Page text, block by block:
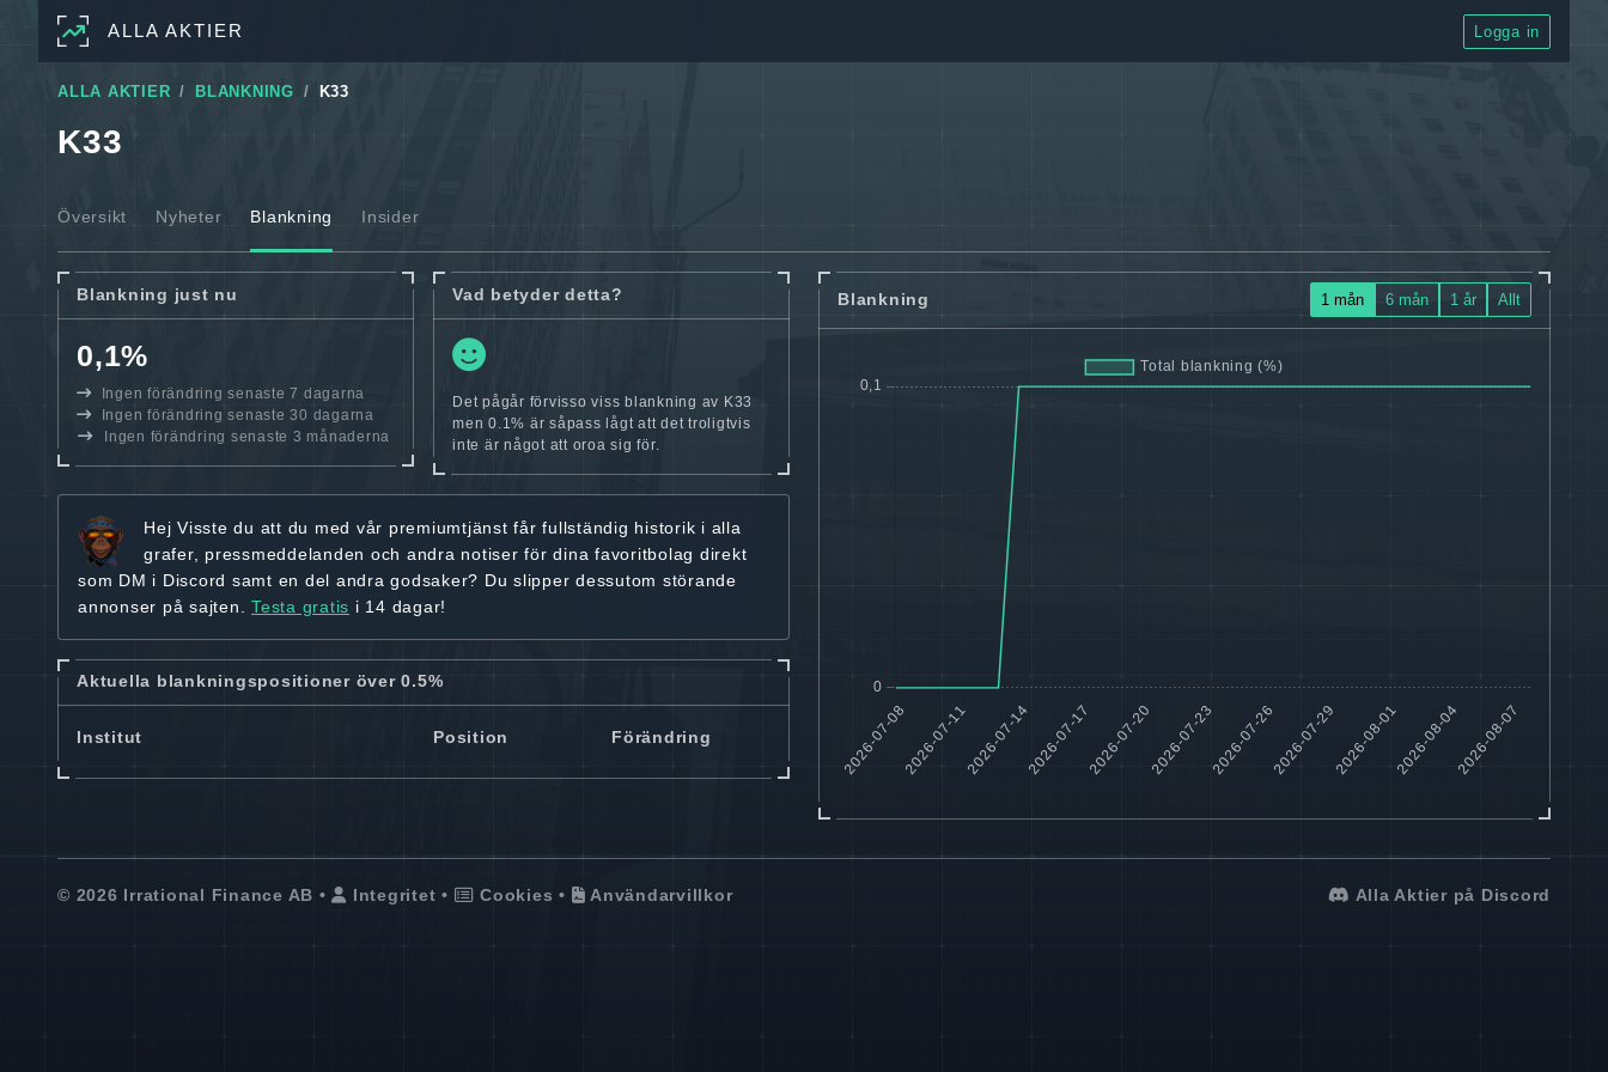
ALLA AKTIER Logga in
ALLA AKTIER BLANKNING K33
K33
Översikt Nyheter Blankning Insider
Blankning just nu
0,1%
Ingen förändring senaste 7 dagarna
Ingen förändring senaste 30 dagarna
Ingen förändring senaste 3 månaderna
Vad betyder detta?
Det pågår förvisso viss blankning av K33
men 0.1% är såpass lågt att det troligtvis
inte är något att oroa sig för.
Hej Visste du att du med vår premiumtjänst fårfullständig historik i alla
grafer, pressmeddelanden och andra notiser för dina favoritbolag direkt
som DM i Discord samt en del andra godsaker? Du slipper dessutom störande
annonser på sajten. Testa gratis i 14 dagar!
Aktuella blankningspositioner över 0.5%
Institut Position Förändring
Blankning 1 mån 6 mån 1 år Allt
© 2026 Irrational Finance AB • Integritet • Cookies • Användarvillkor Alla Aktier på Discord